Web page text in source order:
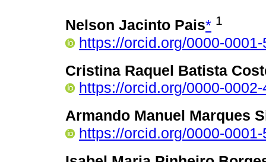
Nelson Jacinto Pais* 1
https://orcid.org/0000-
Cristina Raquel Batista
https://orcid.org/0000-
Armando Manuel Marques
https://orcid.org/0000-